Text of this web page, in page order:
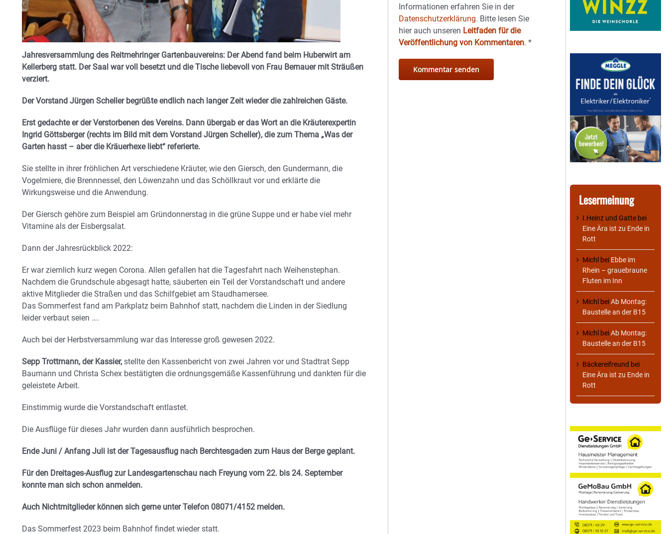
Jahresversammlung des Reitmehringer Gartenbauvereins: Der Abend fand beim Huberwirt am
Kellerberg statt. Der Saal war voll besetzt und die Tische liebevoll von Frau Bernauer mit Sträußen
verziert.
Der Vorstand Jürgen Scheller begrüßte endlich nach langer Zeit wieder die zahlreichen Gäste.
Erst gedachte er der Verstorbenen des Vereins. Dann übergab er das Wort an die Kräuterexpertin
Ingrid Göttsberger (rechts im Bild mit dem Vorstand Jürgen Scheller), die zum Thema „Was der
Garten hasst – aber die Kräuerhexe liebt“ referierte.
Sie stellte in ihrer fröhlichen Art verschiedene Kräuter, wie den Giersch, den Gundermann, die
Vogelmiere, die Brennnessel, den Löwenzahn und das Schöllkraut vor und erklärte die
Wirkungsweise und die Anwendung.
Der Giersch gehöre zum Beispiel am Gründonnerstag in die grüne Suppe und er habe viel mehr
Vitamine als der Eisbergsalat.
Dann der Jahresrückblick 2022:
Er war ziemlich kurz wegen Corona. Allen gefallen hat die Tagesfahrt nach Weihenstephan.
Nachdem die Grundschule abgesagt hatte, säuberten ein Teil der Vorstandschaft und andere
aktive Mitglieder die Straßen und das Schilfgebiet am Staudhamersee.
Das Sommerfest fand am Parkplatz beim Bahnhof statt, nachdem die Linden in der Siedlung
leider verbaut seien ….
Auch bei der Herbstversammlung war das Interesse groß gewesen 2022.
Sepp Trottmann, der Kassier, stellte den Kassenbericht von zwei Jahren vor und Stadtrat Sepp
Baumann und Christa Schex bestätigten die ordnungsgemäße Kassenführung und dankten für die
geleistete Arbeit.
Einstimmig wurde die Vorstandschaft entlastet.
Die Ausflüge für dieses Jahr wurden dann ausführlich besprochen.
Ende Juni / Anfang Juli ist der Tagesausflug nach Berchtesgaden zum Haus der Berge geplant.
Für den Dreitages-Ausflug zur Landesgartenschau nach Freyung vom 22. bis 24. September
konnte man sich schon anmelden.
Auch Nichtmitglieder können sich gerne unter Telefon 08071/4152 melden.
Das Sommerfest 2023 beim Bahnhof findet wieder statt.
Informationen erfahren Sie in der
Datenschutzerklärung. Bitte lesen Sie
hier auch unseren Leitfaden für die
Veröffentlichung von Kommentaren.*
Lesermeinung
I.Heinz und Gatte bei
Eine Ära ist zu Ende in
Rott
Michl bei Ebbe im
Rhein – grauebraune
Fluten im Inn
Michl beiAb Montag:
Baustelle an der B15
Michl beiAb Montag:
Baustelle an der B15
Bäckereifreund bei
Eine Ära ist zu Ende in
Rott